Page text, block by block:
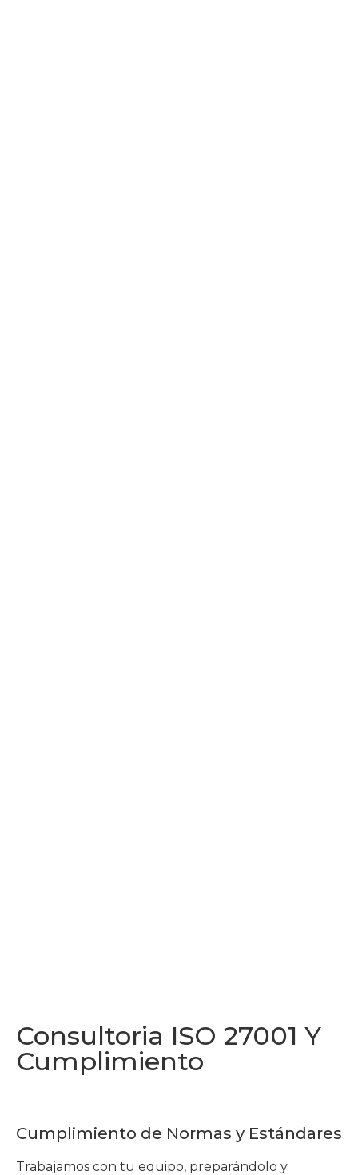
Consultoria ISO 27001 Y
Cumplimiento
Cumplimiento de Normas y Estándares
Trabajamos con tu equipo, preparándolo y